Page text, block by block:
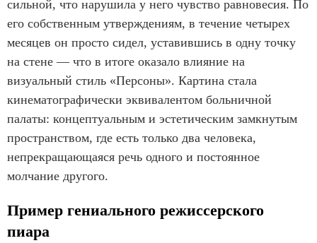
сильной, что нарушила у него чувство равновесия. По
его собственным утверждениям, в течение четырех
месяцев он просто сидел, уставившись в одну точку
на стене — что в итоге оказало влияние на
визуальный стиль «Персоны». Картина стала
кинематографически эквивалентом больничной
палаты: концептуальным и эстетическим замкнутым
пространством, где есть только два человека,
непрекращающаяся речь одного и постоянное
молчание другого.
Пример гениального режиссерского
пиара